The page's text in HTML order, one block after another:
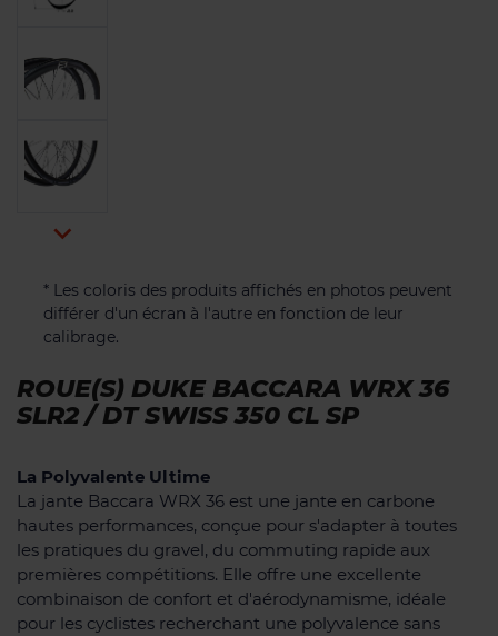

* Les coloris des produits affichés en photos peuvent
différer d'un écran à l'autre en fonction de leur
calibrage.
ROUE(S) DUKE BACCARA WRX 36
SLR2 / DT SWISS 350 CL SP
La Polyvalente Ultime
La jante Baccara WRX 36 est une jante en carbone
hautes performances, conçue pour s'adapter à toutes
les pratiques du gravel, du commuting rapide aux
premières compétitions. Elle offre une excellente
combinaison de confort et d'aérodynamisme, idéale
pour les cyclistes recherchant une polyvalence sans